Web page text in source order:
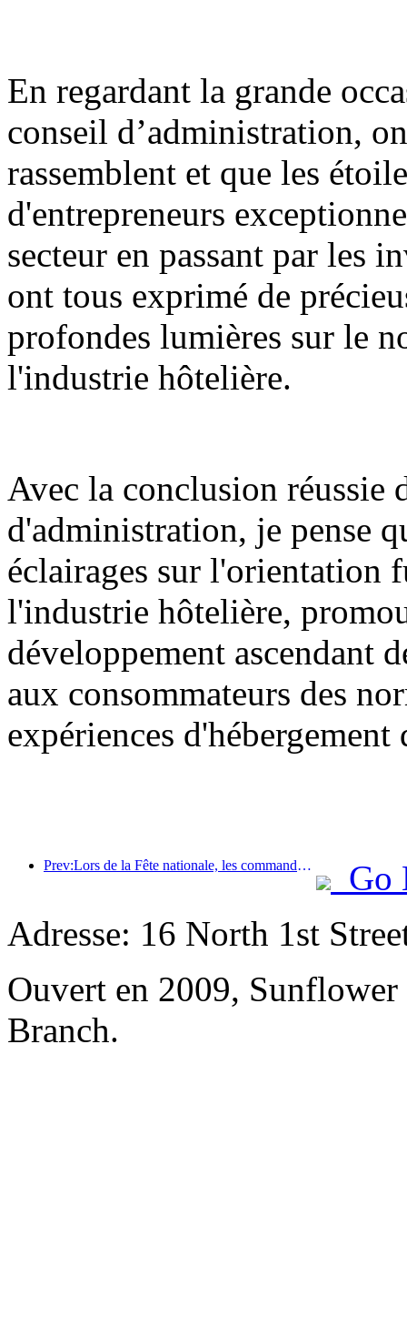
En regardant la grande
conseil d’administration,
rassemblent et que les
d'entrepreneurs
secteur en passant par les
ont tous exprimé de
profondes lumières sur le
l'industrie hôtelière.
Avec la conclusion réussie
d'administration, je pense
éclairages sur l'orientation
l'industrie hôtelière,
développement ascendant
aux consommateurs des
expériences
Prev:Lors de la Fête nationale, les commandes de voyages et de vins à l'étranger en provenance des villes de deuxième rang ont augmenté de 70 % par rapport à la même période de l'année dernière.
Go
Adresse: 16 North 1st
Ouvert en 2009,
Branch.